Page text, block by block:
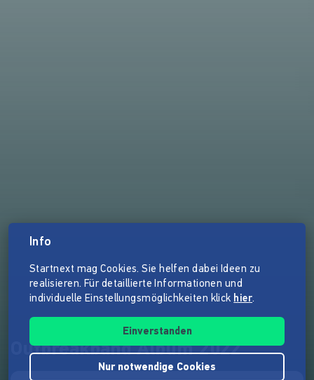
Outbreakband Album 2022
Info
Startnext mag Cookies. Sie helfen dabei Ideen zu
realisieren. Für detaillierte Informationen und
individuelle Einstellungsmöglichkeiten klick hier.
Einverstanden
Nur notwendige Cookies